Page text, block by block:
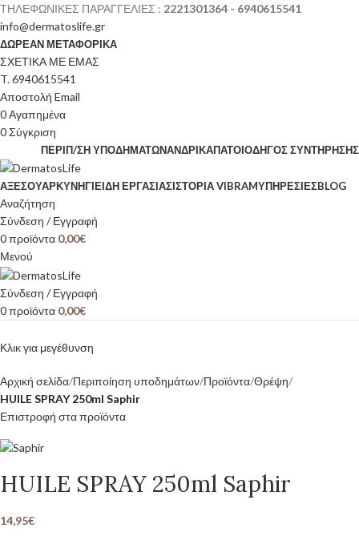
ΤΗΛΕΦΩΝΙΚΕΣ ΠΑΡΑΓΓΕΛΙΕΣ : 2221301364 - 6940615541
info@dermatoslife.gr
ΔΩΡΕΑΝ ΜΕΤΑΦΟΡΙΚΑ
ΣΧΕΤΙΚΑ ΜΕ ΕΜΑΣ
T. 6940615541
Αποστολή Email
0Αγαπημένα
0Σύγκριση
ΠΕΡΙΠ/ΣΗ ΥΠΟΔΗΜΆΤΩΝΑΝΔΡΙΚΆΠΆΤΟΙΟΔΗΓΌΣ ΣΥΝΤΉΡΗΣΗΣ
ΑΞΕΣΟΥΆΡΚΥΝΉΓΙΕΊΔΗ ΕΡΓΑΣΊΑΣΙΣΤΟΡΊΑ VIBRAMΥΠΗΡΕΣΙΕΣBLOG
Αναζήτηση
Σύνδεση / Εγγραφή
0προϊόντα 0,00€
Μενού
Σύνδεση / Εγγραφή
0προϊόντα 0,00€
Κλικ για μεγέθυνση
Αρχική σελίδα Περιποίηση υποδημάτων Προϊόντα Θρέψη
HUILE SPRAY 250ml Saphir
Επιστροφή στα προϊόντα
HUILE SPRAY 250ml Saphir
14,95€